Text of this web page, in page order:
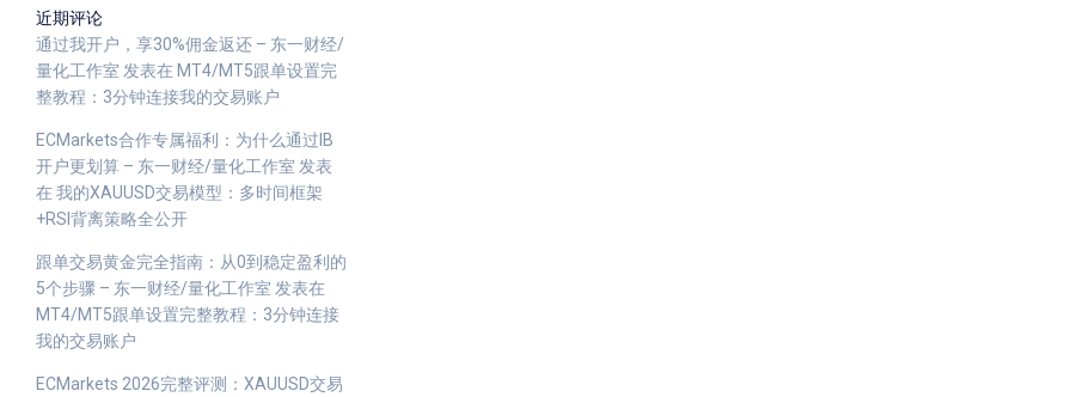
近期评论
通过我开户，享30%佣金返还 – 东一财经/
量化工作室 发表在 MT4/MT5跟单设置完
整教程：3分钟连接我的交易账户
ECMarkets合作专属福利：为什么通过IB
开户更划算 – 东一财经/量化工作室 发表
在 我的XAUUSD交易模型：多时间框架
+RSI背离策略全公开
跟单交易黄金完全指南：从0到稳定盈利的
5个步骤 – 东一财经/量化工作室 发表在
MT4/MT5跟单设置完整教程：3分钟连接
我的交易账户
ECMarkets 2026完整评测：XAUUSD交易